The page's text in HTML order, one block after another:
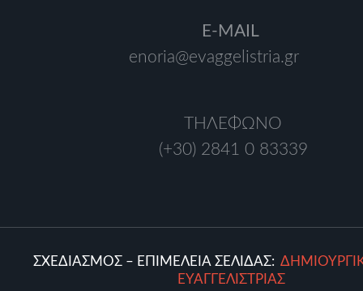
Ε-MAIL
enoria@evaggelistria.gr
ΤΗΛΕΦΩΝΟ
(+30) 2841 0 83339
ΣΧΕΔΙΑΣΜΟΣ – ΕΠΙΜΕΛΕΙΑ ΣΕΛΙΔΑΣ:
ΕΥΑΓΓΕΛΙΣΤΡΙΑΣ